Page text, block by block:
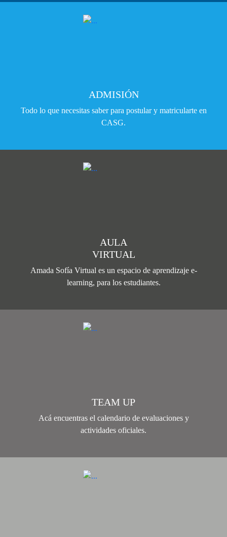
ADMISIÓN
Todo lo que necesitas saber para postular y matricularte en
CASG.
AULA
VIRTUAL
Amada Sofía Virtual es un espacio de aprendizaje e-
learning, para los estudiantes.
TEAM UP
Acá encuentras el calendario de evaluaciones y
actividades oficiales.